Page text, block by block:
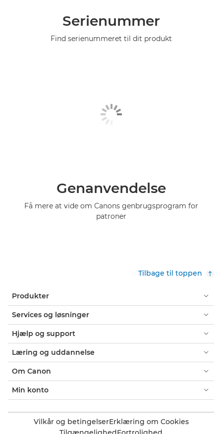
Serienummer
Find serienummeret til dit produkt
Genanvendelse
Få mere at vide om Canons genbrugsprogram for
patroner
Tilbage til toppen
Produkter
Services og løsninger
Hjælp og support
Læring og uddannelse
Om Canon
Min konto
Vilkår og betingelserErklæring om Cookies